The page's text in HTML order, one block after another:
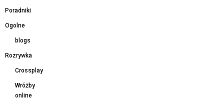
Poradniki
Ogolne
blogs
Rozrywka
Crossplay
Wróżby
online